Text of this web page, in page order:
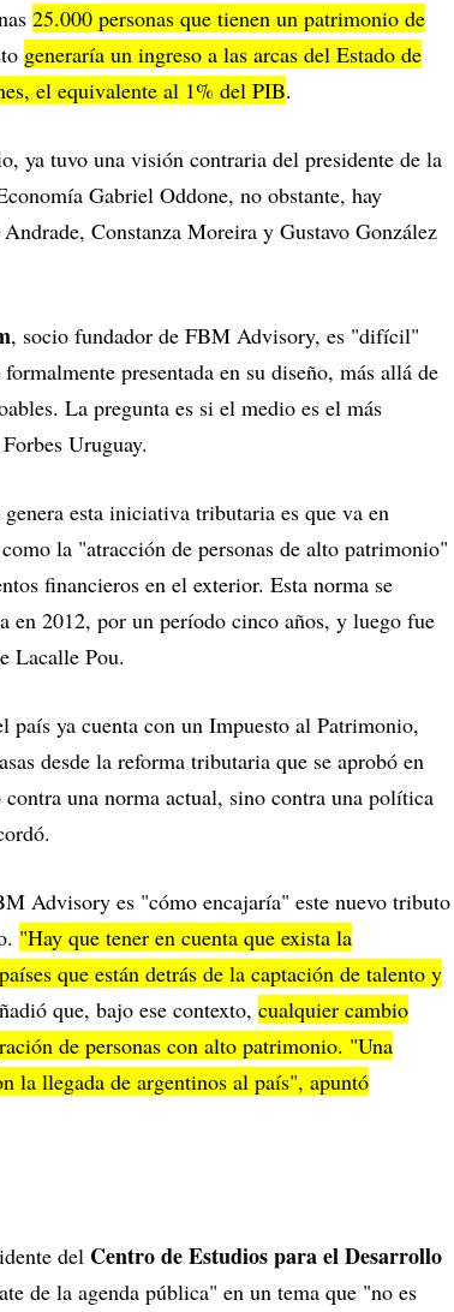
25.000 personas que tienen un patrimonio de
generaría un ingreso a las arcas del Estado de
el equivalente al 1% del PIB.
ya tuvo una visión contraria del presidente de la
Gabriel Oddone, no obstante, hay
Constanza Moreira y Gustavo González
, socio fundador de FBM Advisory, es "difícil"
presentada en su diseño, más allá de
La pregunta es si el medio es el más
Uruguay.
esta iniciativa tributaria es que va en
la "atracción de personas de alto patrimonio"
financieros en el exterior. Esta norma se
en 2012, por un período cinco años, y luego fue
Lacalle Pou.
ya cuenta con un Impuesto al Patrimonio,
desde la reforma tributaria que se aprobó en
una norma actual, sino contra una política
Advisory es "cómo encajaría" este nuevo tributo
"Hay que tener en cuenta que exista la
que están detrás de la captación de talento y
que, bajo ese contexto, cualquier cambio
de personas con alto patrimonio. "Una
la llegada de argentinos al país", apuntó
del Centro de Estudios para el Desarrollo
de la agenda pública" en un tema que "no es